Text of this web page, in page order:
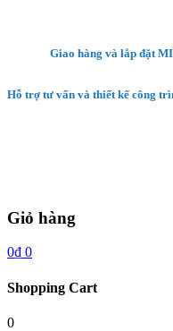
Giao hàng và lắp đặt
Hỗ trợ tư vấn và thiết kế công
Giỏ hàng
0₫ 0
Shopping Cart
0